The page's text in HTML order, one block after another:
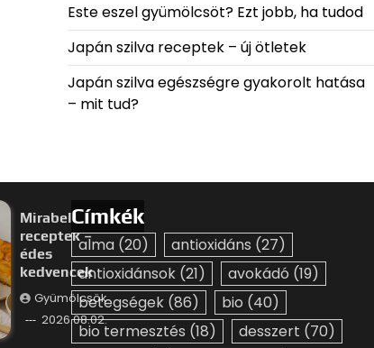
Este eszel gyümölcsöt? Ezt jobb, ha tudod
Japán szilva receptek – új ötletek
Japán szilva egészségre gyakorolt hatása
– mit tud?
Mirabella
receptek –
édes
kedvencek
Gyümölcsök
2026.08.02.
Címkék
alma (20) antioxidáns (27)
antioxidánsok (21) avokádó (19)
betegségek (86) bio (40)
bio termesztés (18) desszert (70)